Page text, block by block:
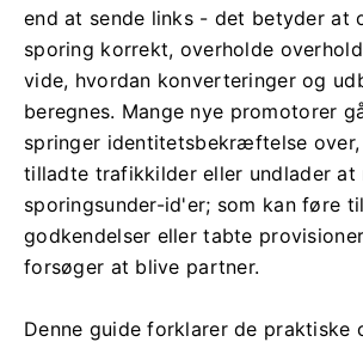
end at sende links - det betyder at
sporing korrekt, overholde
vide, hvordan konverteringer og
beregnes. Mange nye promotorer
springer identitetsbekræftelse
tilladte trafikkilder eller undlader at
sporingsunder-id'er; som kan føre
godkendelser eller tabte
forsøger at blive partner.
Denne guide forklarer de praktiske